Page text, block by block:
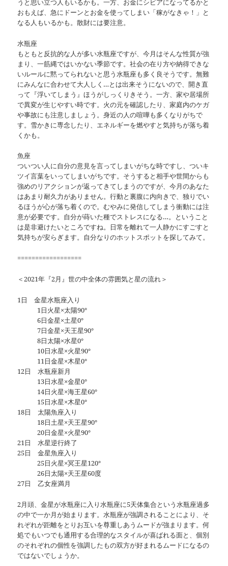
うと思い立つ人もいるかも。一方、お金にシビアになってるかと
おもえば、急にドーンとお金を使ってしまい「稼がなきゃ！」と
なる人もいるかも。散財には要注意。
水瓶座
もともと反抗的な人が多い水瓶座ですが、今月はそんな性質が強
まり、一筋縄ではいかない季節です。社会の在り方や納得できな
いルールに黙ってられないと思う水瓶座も多く良そうです。無難
にみんなに合わせて大人しく…とは出来そうにないので、開き直
って『浮いてしまう』ほうがしっくりきそう。一方、家や居場所
で異変が生じやすい時です。火の元を確認したり、家庭内のケガ
や事故にも注意しましょう。身近の人の喧嘩も多くなりがちで
す。雪かきに専念したり、エネルギーを燃やすと気持ちが落ち着
くかも。
魚座
ついつい人に自分の意見を言ってしまいがちな時ですし、ついキ
ツイ言葉をいってしまいがちです。そうすると相手や世間からも
強めのリアクションが返ってきてしまうのですが、今月のあなた
はあまり耐久力がありません。行動と裏腹に内向きで、独りでい
るほうが心が落ち着くので。むやみに発信してしまう衝動には注
意が必要です。自分が蒔いた種でストレスになる…。ということ
は是非避けたいところですね。日常を離れて一人静かにすごすと
気持ちが安らぎます。自分なりのホットスポットを探してみて。
==================
＜2021年『2月』世の中全体の雰囲気と星の流れ＞
1日 金星水瓶座入り
1日火星×太陽90°
6日金星×土星0°
7日金星×天王星90°
8日太陽×水星0°
10日水星×火星90°
11日金星×木星0°
12日 水瓶座新月
13日水星×金星0°
14日火星×海王星60°
15日水星×木星0°
18日 太陽魚座入り
18日土星×天王星90°
20日金星×火星90°
21日 水星逆行終了
25日 金星魚座入り
25日火星×冥王星120°
26日太陽×天王星60度
27日 乙女座満月
2月頭、金星が水瓶座に入り水瓶座に5天体集合という水瓶座過多
の中で一か月が始まります。水瓶座が強調されることにより、そ
れぞれが距離をとりお互いを尊重しあうムードが強まります。何
処でもいつでも通用する合理的なスタイルが喜ばれる面と、個別
のそれぞれの個性を強調したもの双方が好まれるムードになるの
ではないでしょうか。